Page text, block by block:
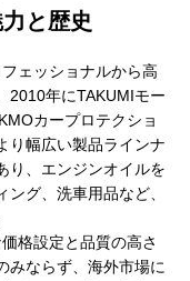
と歴史
ェッショナルから高
2010年にTAKUMIモー
カープロテクショ
り幅広い製品ラインナ
り、エンジンオイルを
グ、洗車用品など、
格設定と品質の高さ
みならず、海外市場に